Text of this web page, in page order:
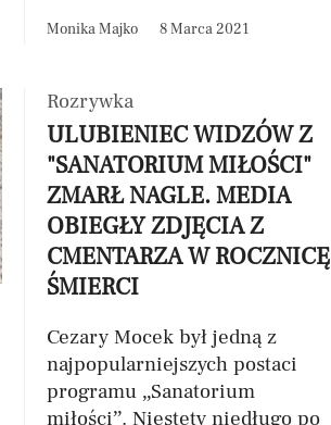
Monika Majko 8 Marca 2021
Rozrywka
ULUBIENIEC WIDZÓW Z
"SANATORIUM MIŁOŚCI"
ZMARŁ NAGLE. MEDIA
OBIEGŁY ZDJĘCIA Z
CMENTARZA W ROCZNICĘ
ŚMIERCI
Cezary Mocek był jedną z
najpopularniejszych postaci
programu „Sanatorium
miłości”. Niestety niedługo po